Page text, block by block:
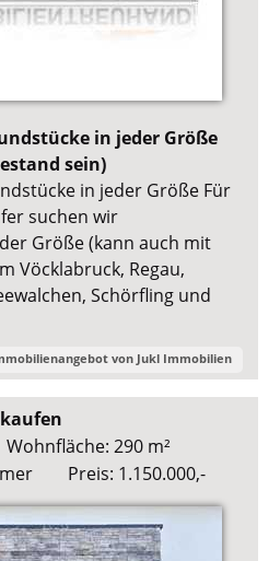
in jeder Größe
sein)
in jeder Größe Für
suchen wir
Größe (kann auch mit
Vöcklabruck, Regau,
Schörfling und
von Jukl Immobilien
Wohnfläche: 290 m²
Preis: 1.150.000,-